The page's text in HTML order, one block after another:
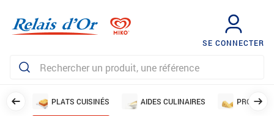
SE CONNECTER
PLATS CUISINÉS AIDES CULINAIRES